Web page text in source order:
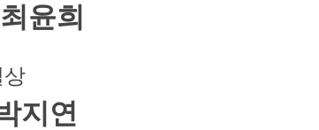
윤희
상
지연